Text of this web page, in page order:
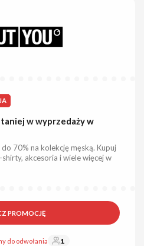
w wyprzedaży w
70% na kolekcję męską. Kupuj
akcesoria i wiele więcej w
PROMOCJĘ
do odwołania 1